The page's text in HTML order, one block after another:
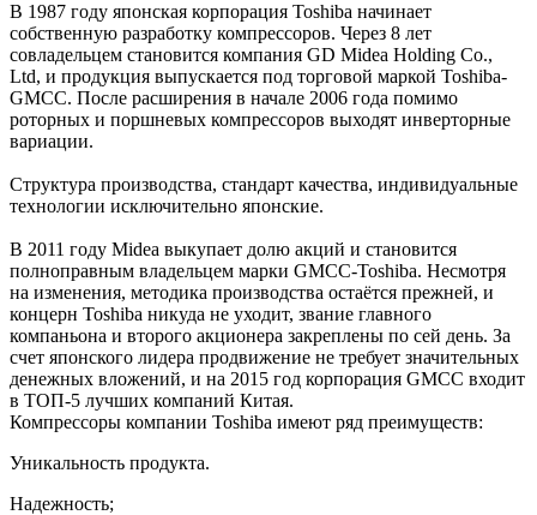
В 1987 году японская корпорация Toshiba начинает
собственную разработку компрессоров. Через 8 лет
совладельцем становится компания GD Midea Holding Co.,
Ltd, и продукция выпускается под торговой маркой Toshiba-
GMCC. После расширения в начале 2006 года помимо
роторных и поршневых компрессоров выходят инверторные
вариации.
Структура производства, стандарт качества, индивидуальные
технологии исключительно японские.
В 2011 году Midea выкупает долю акций и становится
полноправным владельцем марки GMCC-Toshiba. Несмотря
на изменения, методика производства остаётся прежней, и
концерн Toshiba никуда не уходит, звание главного
компаньона и второго акционера закреплены по сей день. За
счет японского лидера продвижение не требует значительных
денежных вложений, и на 2015 год корпорация GMCC входит
в ТОП-5 лучших компаний Китая.
Компрессоры компании Toshiba имеют ряд преимуществ:
Уникальность продукта.
Надежность;